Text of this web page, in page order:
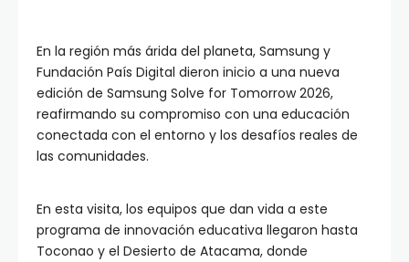
En la región más árida del planeta, Samsung y
Fundación País Digital dieron inicio a una nueva
edición de Samsung Solve for Tomorrow 2026,
reafirmando su compromiso con una educación
conectada con el entorno y los desafíos reales de
las comunidades.
En esta visita, los equipos que dan vida a este
programa de innovación educativa llegaron hasta
Toconao y el Desierto de Atacama, donde